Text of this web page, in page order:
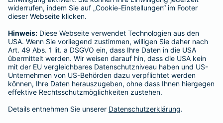
Adresse ändern
Schaden melden
Kilometerstandsmeldung
Serviceübersicht